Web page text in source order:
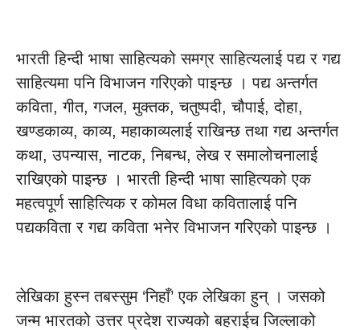
भारती हिन्दी भाषा साहित्यको समग्र साहित्यलाई पद्य र गद्य
साहित्यमा पनि विभाजन गरिएको पाइन्छ । पद्य अन्तर्गत
कविता, गीत, गजल, मुक्तक, चतुष्पदी, चौपाई, दोहा,
खण्डकाव्य, काव्य, महाकाव्यलाई राखिन्छ तथा गद्य अन्तर्गत
कथा, उपन्यास, नाटक, निबन्ध, लेख र समालोचनालाई
राखिएको पाइन्छ । भारती हिन्दी भाषा साहित्यको एक
महत्वपूर्ण साहित्यिक र कोमल विधा कवितालाई पनि
पद्यकविता र गद्य कविता भनेर विभाजन गरिएको पाइन्छ ।
लेखिका हुस्न तबस्सुम ‘निहाँ’ एक लेखिका हुन् । जसको
जन्म भारतको उत्तर प्रदेश राज्यको बहराईच जिल्लाको